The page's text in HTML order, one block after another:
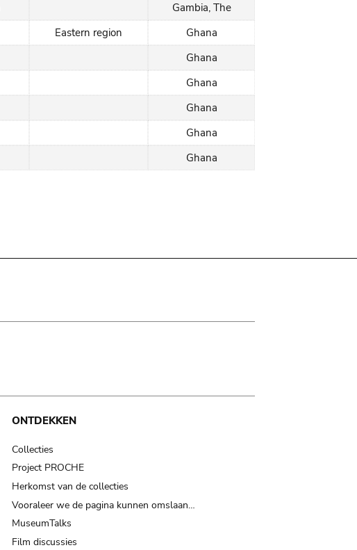
Gambia, The
Eastern region
Ghana
Ghana
Ghana
Ghana
Ghana
Ghana
ONTDEKKEN
Collecties
Project PROCHE
Herkomst van de collecties
Vooraleer we de pagina kunnen omslaan…
MuseumTalks
Film discussies